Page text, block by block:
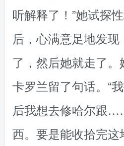
听解释了！”她试探
后，心满意足地发
了，然后她就走了
卡罗兰留了句话。“
后我想去修哈尔跟
西。要是能收拾完